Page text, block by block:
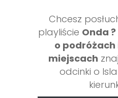
Chcesz
playliście Onda
o
miejscach
odcinki o